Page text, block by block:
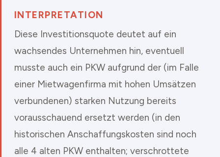
INTERPRETATION
Diese Investitionsquote deutet auf ein
wachsendes Unternehmen hin, eventuell
musste auch ein PKW aufgrund der (im Falle
einer Mietwagenfirma mit hohen Umsätzen
verbundenen) starken Nutzung bereits
vorausschauend ersetzt werden (in den
historischen Anschaffungskosten sind noch
alle 4 alten PKW enthalten; verschrottete